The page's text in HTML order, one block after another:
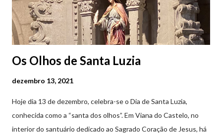
Os Olhos de Santa Luzia
dezembro 13, 2021
Hoje dia 13 de dezembro, celebra-se o Dia de Santa Luzia,
conhecida como a “santa dos olhos”. Em Viana do Castelo, no
interior do santuário dedicado ao Sagrado Coração de Jesus, há